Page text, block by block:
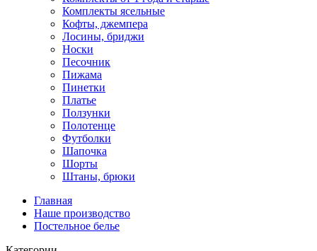
Комплекты ясельные
Кофты, джемпера
Лосины, бриджи
Носки
Песочник
Пижама
Пинетки
Платье
Ползунки
Полотенце
Футболки
Шапочка
Шорты
Штаны, брюки
Главная
Наше производство
Постельное белье